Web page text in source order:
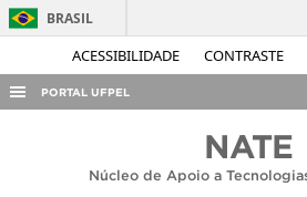
ACESSIBILIDADE CONTRASTE
BRASIL
PORTAL UFPEL
AUDITORIA
NATE
Núcleo de Apoio a